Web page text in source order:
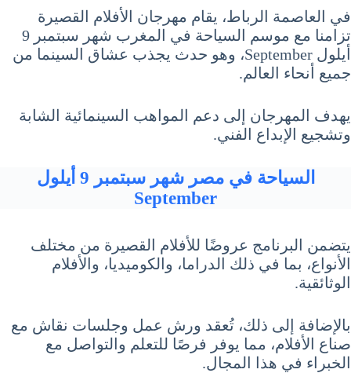
في العاصمة الرباط، يقام مهرجان الأفلام القصيرة
تزامنا مع موسم السياحة في المغرب شهر سبتمبر 9
أيلول September، وهو حدث يجذب عشاق السينما من
جميع أنحاء العالم.
يهدف المهرجان إلى دعم المواهب السينمائية الشابة
وتشجيع الإبداع الفني.
السياحة في مصر شهر سبتمبر 9 أيلول
September
يتضمن البرنامج عروضًا للأفلام القصيرة من مختلف
الأنواع، بما في ذلك الدراما، والكوميديا، والأفلام
الوثائقية.
بالإضافة إلى ذلك، تُعقد ورش عمل وجلسات نقاش مع
صناع الأفلام، مما يوفر فرصًا للتعلم والتواصل مع
الخبراء في هذا المجال.